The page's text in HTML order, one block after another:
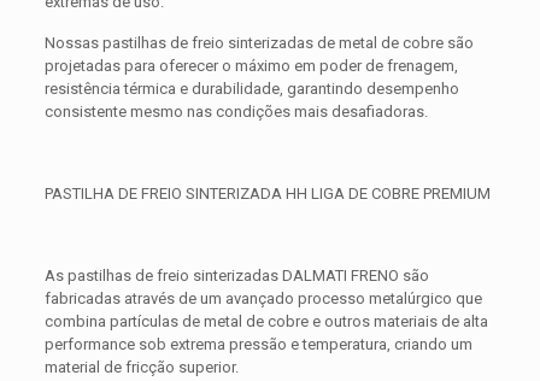
Nossas pastilhas de freio sinterizadas de metal de cobre são
projetadas para oferecer o máximo em poder de frenagem,
resistência térmica e durabilidade, garantindo desempenho
consistente mesmo nas condições mais desafiadoras.
PASTILHA DE FREIO SINTERIZADA HH LIGA DE COBRE PREMIUM
As pastilhas de freio sinterizadas DALMATI FRENO são
fabricadas através de um avançado processo metalúrgico que
combina partículas de metal de cobre e outros materiais de alta
performance sob extrema pressão e temperatura, criando um
material de fricção superior.